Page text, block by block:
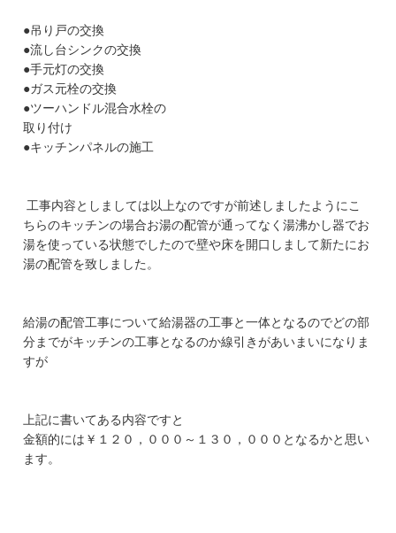
●吊り戸の交換
●流し台シンクの交換
●手元灯の交換
●ガス元栓の交換
●ツーハンドル混合水栓の
取り付け
●キッチンパネルの施工
工事内容としましては以上なのですが前述しましたようにこ
ちらのキッチンの場合お湯の配管が通ってなく湯沸かし器でお
湯を使っている状態でしたので壁や床を開口しまして新たにお
湯の配管を致しました。
給湯の配管工事について給湯器の工事と一体となるのでどの部
分までがキッチンの工事となるのか線引きがあいまいになりま
すが
上記に書いてある内容ですと
金額的には￥１２０，０００～１３０，０００となるかと思い
ます。